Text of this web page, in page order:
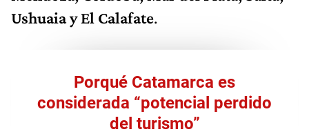
Ushuaia y El Calafate.
Porqué Catamarca es
considerada “potencial perdido
del turismo”